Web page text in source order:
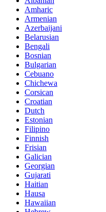
Amharic
Armenian
Azerbaijani
Belarusian
Bengali
Bosnian
Bulgarian
Cebuano
Chichewa
Corsican
Croatian
Dutch
Estonian
Filipino
Finnish
Frisian
Galician
Georgian
Gujarati
Haitian
Hausa
Hawaiian